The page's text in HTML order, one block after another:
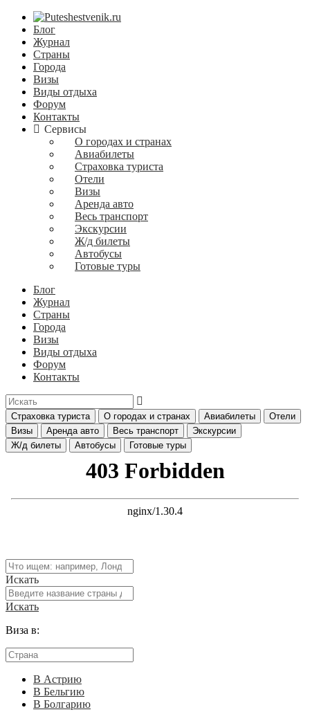
Блог
Журнал
Страны
Города
Визы
Виды отдыха
Форум
Контакты
Сервисы
О городах и странах
Авиабилеты
Страховка туриста
Отели
Визы
Аренда авто
Весь транспорт
Экскурсии
Ж/д билеты
Автобусы
Готовые туры
Блог
Журнал
Страны
Города
Визы
Виды отдыха
Форум
Контакты
Страховка туриста О городах и странах Авиабилеты
Отели
Визы
Аренда авто Весь транспорт
Экскурсии
Ж/д билеты
Автобусы Готовые туры
Искать
Искать
Виза в:
В Астрию
В Бельгию
В Болгарию